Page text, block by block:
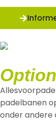
padelbanen
onder andere